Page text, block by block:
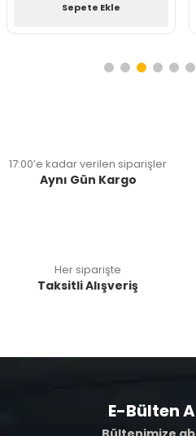
Sepete Ekle
17:00’e kadar verilen siparişler
Aynı Gün Kargo
Her siparişte
Taksitli Alışveriş
E-Bülten